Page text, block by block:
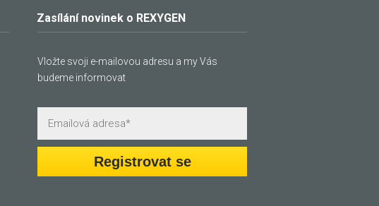
Zasílání novinek o REXYGEN
Vložte svoji e-mailovou adresu a my Vás
budeme informovat
Registrovat se